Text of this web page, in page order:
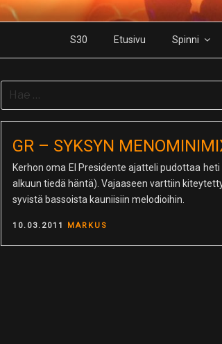
S30 Etusivu Spinni
Search
for:
GR – SYKSYN
Kerhon oma El Presidente ajatteli pudottaa
alkuun tiedä häntä). Vajaaseen varttiin
syvistä bassoista kauniisiin melodioihin.
POSTED
10.03.2011 MARKUS